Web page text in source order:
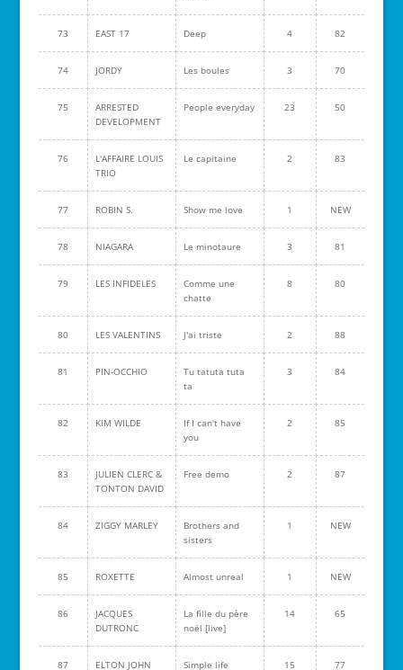
73 EAST 17 Deep 4 82
74 JORDY Les boules 3 70
75
ARRESTED
DEVELOPMENT
People everyday 23 50
76
L'AFFAIRE LOUIS
TRIO
Le capitaine 2 83
77 ROBIN S. Show me love 1 NEW
78 NIAGARA Le minotaure 3 81
79 LES INFIDELES
Comme une
chatte
8 80
80 LES VALENTINS J'ai triste 2 88
81 PIN-OCCHIO
Tu tatuta tuta
ta
3 84
82 KIM WILDE
If I can't have
you
2 85
83
JULIEN CLERC &
TONTON DAVID
Free demo 2 87
84 ZIGGY MARLEY
Brothers and
sisters
1 NEW
85 ROXETTE Almost unreal 1 NEW
86
JACQUES
DUTRONC
La fille du père
noël [live]
14 65
87 ELTON JOHN Simple life 15 77